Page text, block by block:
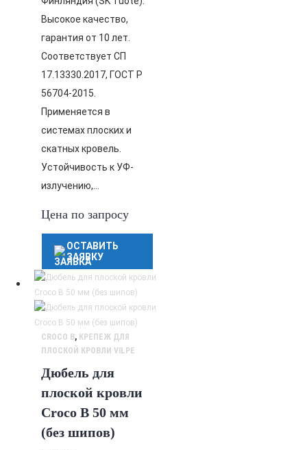
Высокое качество,
гарантия от 10 лет.
Соответствует СП
17.13330.2017, ГОСТ Р
56704-2015.
Применяется в
системах плоских и
скатных кровель.
Устойчивость к УФ-
излучению,…
Цена по запросу
ОСТАВИТЬ
ЗАЯВКУ
CROCO B, КРЕПЕЖ ДЛЯ
ПЛОСКОЙ КРОВЛИ VILPE
Дюбель для
плоской кровли
Croco B 50 мм
(без шипов)